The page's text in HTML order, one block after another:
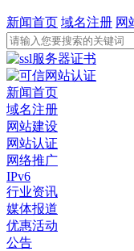
新闻首页 域名注册 网
新闻首页
域名注册
网站建设
网站认证
网络推广
IPv6
行业资讯
媒体报道
优惠活动
公告